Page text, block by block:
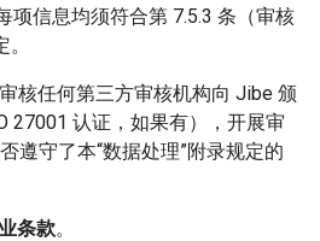
项信息均须符合第 7.5.3 条（审核
核任何第三方审核机构向 Jibe 颁
27001 认证，如果有），开展审
遵守了本“数据处理”附录规定的
条款。